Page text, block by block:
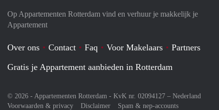
Op Appartementen Rotterdam vind en verhuur je makkelijk je
Appartement
Over ons Contact Faq Voor Makelaars
Partners
Gratis je Appartement aanbieden in Rotterdam
© 2026 - Appartementen Rotterdam - KvK nr. 02094127 – Nederland
Voorwaarden & privacy
Disclaimer
Spam & nep-accounts